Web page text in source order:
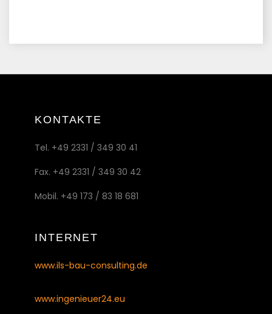
KONTAKTE
Tel. +49 2331 / 349 30 41
Fax. +49 2331 / 349 30 42
Mobil. +49 173 / 83 18 681
INTERNET
www.ils-bau-consulting.de
www.ingenieuer24.eu